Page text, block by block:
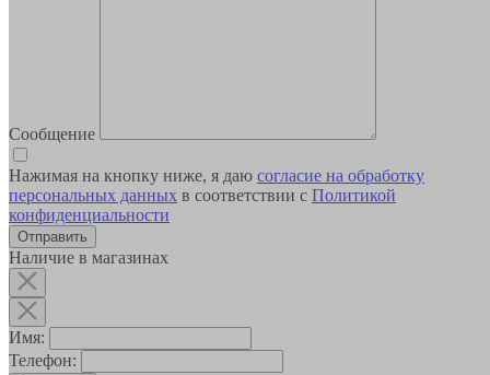
Сообщение
Нажимая на кнопку ниже, я даю согласие на обработку
персональных данных в соответствии с Политикой
конфиденциальности
Наличие в магазинах
Имя:
Телефон: